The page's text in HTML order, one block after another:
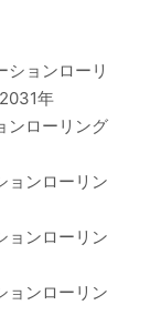
ョンローリ
年
ローリング
ンローリン
ンローリン
ンローリン